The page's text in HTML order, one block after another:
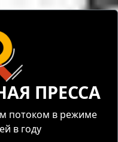
ПРЕССА
потоком в режиме
в году